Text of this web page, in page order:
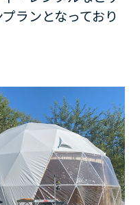
ランとなっており